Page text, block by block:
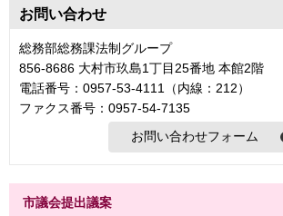
お問い合わせ
総務部総務課法制グループ
856-8686 大村市玖島1丁目25番地 本館2階
電話番号：0957-53-4111（内線：212）
ファクス番号：0957-54-7135
市議会提出議案